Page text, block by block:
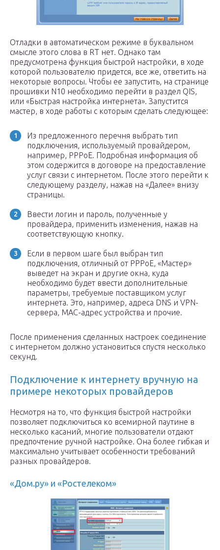
Отладки в автоматическом режиме в буквальном
смысле этого слова в RT нет. Однако там
предусмотрена функция быстрой настройки, в ходе
которой пользователю придется, все же, ответить на
некоторые вопросы. Чтобы ее запустить, на странице
прошивки N10 необходимо перейти в раздел QIS,
или «Быстрая настройка интернета». Запустится
мастер, в ходе работы с которым сделать следующее:
Из предложенного перечня выбрать тип
подключения, используемый провайдером,
например, РРРоЕ. Подробная информация об
этом содержится в договоре на предоставление
услуг связи с интернетом. После этого перейти к
следующему разделу, нажав на «Далее» внизу
страницы.
Ввести логин и пароль, полученные у
провайдера, применить изменения, нажав на
соответствующую кнопку.
Если в первом шаге был выбран тип
подключения, отличный от РРРоЕ, «Мастер»
выведет на экран и другие окна, куда
необходимо будет ввести дополнительные
параметры, требуемые поставщиком услуг
интернета. Это, например, адреса DNS и VPN-
сервера, МАС-адрес устройства и прочие.
После применения сделанных настроек соединение
с интернетом должно установиться спустя несколько
секунд.
Подключение к интернету вручную на
примере некоторых провайдеров
Несмотря на то, что функция быстрой настройки
позволяет подключиться ко всемирной паутине в
несколько касаний, многие пользователи отдают
предпочтение ручной настройке. Она более гибкая и
максимально учитывает особенности требований
разных провайдеров.
«Дом.ру» и «Ростелеком»